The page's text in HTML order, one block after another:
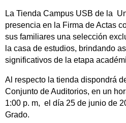
La Tienda Campus USB de la
presencia en la Firma de Actas
sus familiares una selección
la casa de estudios, brindando
significativos de la etapa
Al respecto la tienda dispondrá
Conjunto de Auditorios, en un
1:00 p. m, ​ el día 25 de junio de
Grado.